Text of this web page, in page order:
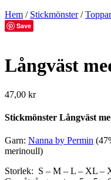
Hem / Stickmönster/
Save
Långväst
47,00 kr
Stickmönster Långväst
Garn: Nanna by Permin
merinoull)
Storlek: S – M – L – XL –